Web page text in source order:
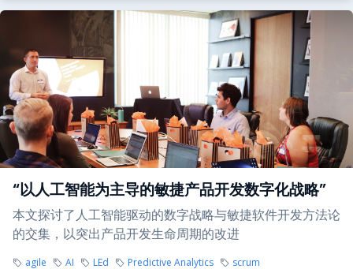
“以人工智能为主导的敏捷产品开发数字化战略”
本文探讨了人工智能驱动的数字战略与敏捷软件开发方法论
的交集，以突出产品开发生命周期的改进
agile AI LEd Predictive Analytics scrum